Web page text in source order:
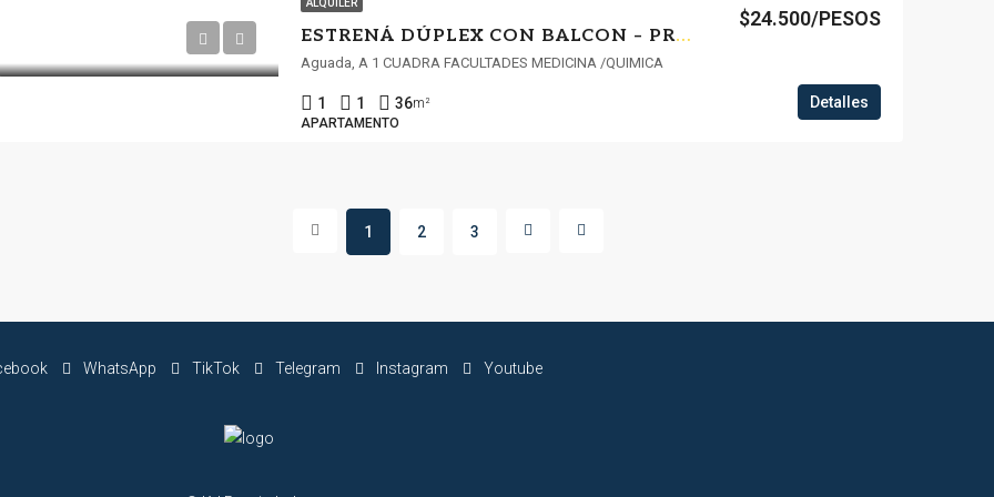
ALQUILER
ESTRENÁ DÚPLEX CON BALCON – PROXIMO A FACULTADES 003
$24.500/PESOS
Aguada, A 1 CUADRA FACULTADES MEDICINA /QUIMICA
1 1 36m²
APARTAMENTO
Detalles
1 2 3
WhatsApp TikTok Telegram Instagram Youtube